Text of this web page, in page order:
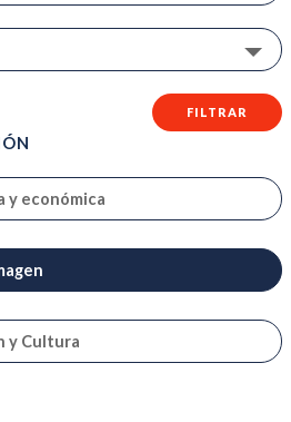
FILTRAR
y económica
y Cultura